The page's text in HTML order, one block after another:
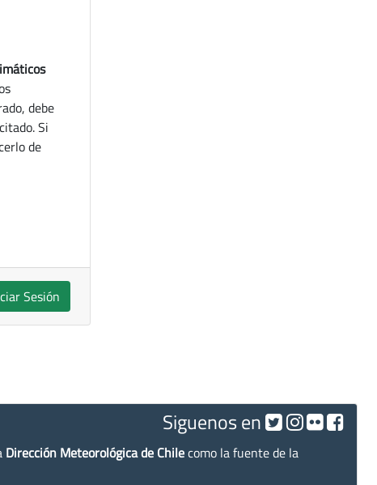
debe
Si
de
Sesión
Siguenos en
Dirección Meteorológica de Chilecomo la fuente de la